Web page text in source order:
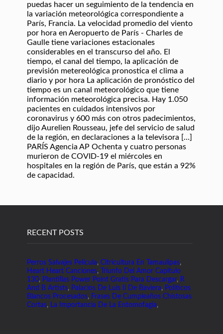
puedas hacer un seguimiento de la tendencia en
la variación meteorológica correspondiente a
París, Francia. La velocidad promedio del viento
por hora en Aeropuerto de París - Charles de
Gaulle tiene variaciones estacionales
considerables en el transcurso del año. El
tiempo, el canal del tiempo, la aplicación de
previsión metereológica pronostica el clima a
diario y por hora La aplicación de pronóstico del
tiempo es un canal meteorológico que tiene
información meteorológica precisa. Hay 1.050
pacientes en cuidados intensivos por
coronavirus y 600 más con otros padecimientos,
dijo Aurelien Rousseau, jefe del servicio de salud
de la región, en declaraciones a la televisora […]
PARÍS Agencia AP Ochenta y cuatro personas
murieron de COVID-19 el miércoles en
hospitales en la región de París, que están a 92%
de capacidad.
RECENT POSTS
Perros Salvajes Película, Citricultura En Tamaulipas,
Heart Heart Canciones,
Triunfo Del Amor Capitulo
130, Plantillas Power Point Gratis Para Descargar, R
And B Artists, Palacios De Luis Ii De Baviera, Políticos
Blancos Procesados, Frases De Cumpleaños Chistosas
Cortas, La Importancia De La Entomofagia,